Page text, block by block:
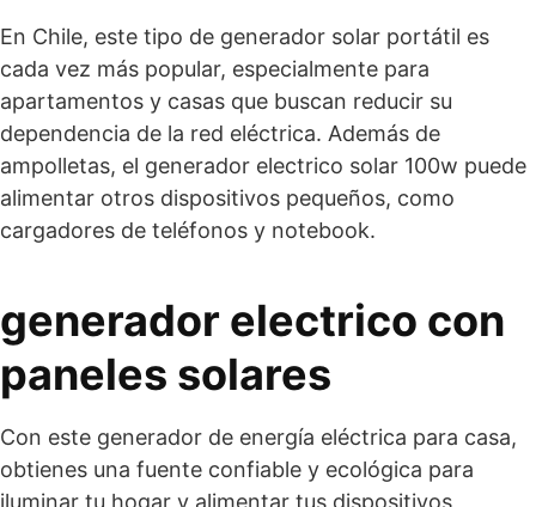
En Chile, este tipo de generador solar portátil es
cada vez más popular, especialmente para
apartamentos y casas que buscan reducir su
dependencia de la red eléctrica. Además de
ampolletas, el generador electrico solar 100w puede
alimentar otros dispositivos pequeños, como
cargadores de teléfonos y notebook.
generador electrico con
paneles solares
Con este generador de energía eléctrica para casa,
obtienes una fuente confiable y ecológica para
iluminar tu hogar y alimentar tus dispositivos